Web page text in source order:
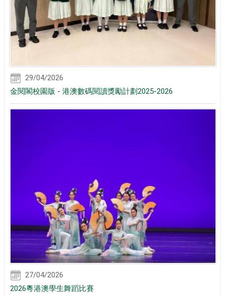
29/04/2026
金閱閣校園版 - 港澳數碼閱讀獎勵計劃2025-2026
27/04/2026
2026粵港澳學生舞蹈比賽